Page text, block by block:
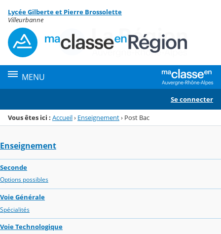
Menu de la rubrique
Contenu
Lycée Gilberte et Pierre Brossolette
Villeurbanne
MENU
Se connecter
Vous êtes ici : Accueil› Enseignement› Post Bac
Enseignement
Seconde
Options possibles
Voie Générale
Spécialités
Voie Technologique